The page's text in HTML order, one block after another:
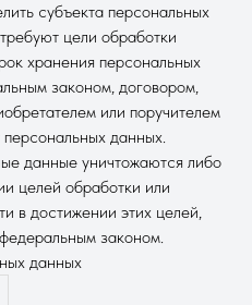
субъекта персональных
цели обработки
хранения персональных
законом, договором,
или поручителем
персональных данных.
данные уничтожаются либо
целей обработки или
в достижении этих целей,
законом.
данных